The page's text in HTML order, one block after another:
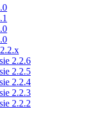
2.2.6
2.2.5
2.2.4
2.2.3
2.2.2